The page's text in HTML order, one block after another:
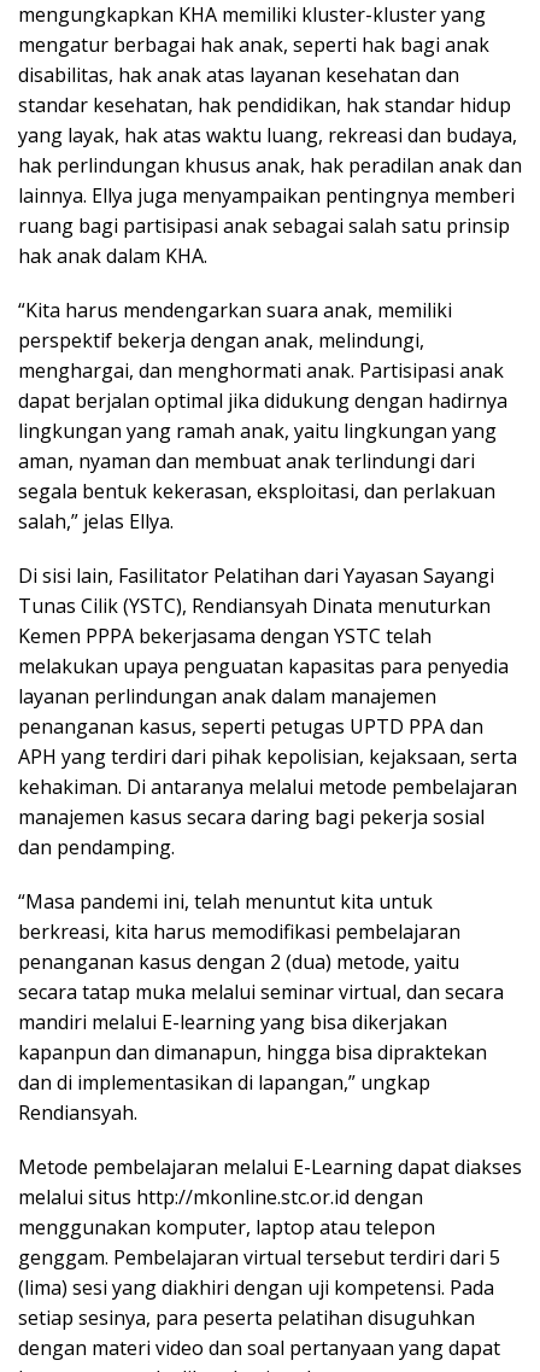
mengungkapkan KHA memiliki kluster-kluster yang
mengatur berbagai hak anak, seperti hak bagi anak
disabilitas, hak anak atas layanan kesehatan dan
standar kesehatan, hak pendidikan, hak standar hidup
yang layak, hak atas waktu luang, rekreasi dan budaya,
hak perlindungan khusus anak, hak peradilan anak dan
lainnya. Ellya juga menyampaikan pentingnya memberi
ruang bagi partisipasi anak sebagai salah satu prinsip
hak anak dalam KHA.
“Kita harus mendengarkan suara anak, memiliki
perspektif bekerja dengan anak, melindungi,
menghargai, dan menghormati anak. Partisipasi anak
dapat berjalan optimal jika didukung dengan hadirnya
lingkungan yang ramah anak, yaitu lingkungan yang
aman, nyaman dan membuat anak terlindungi dari
segala bentuk kekerasan, eksploitasi, dan perlakuan
salah,” jelas Ellya.
Di sisi lain, Fasilitator Pelatihan dari Yayasan Sayangi
Tunas Cilik (YSTC), Rendiansyah Dinata menuturkan
Kemen PPPA bekerjasama dengan YSTC telah
melakukan upaya penguatan kapasitas para penyedia
layanan perlindungan anak dalam manajemen
penanganan kasus, seperti petugas UPTD PPA dan
APH yang terdiri dari pihak kepolisian, kejaksaan, serta
kehakiman. Di antaranya melalui metode pembelajaran
manajemen kasus secara daring bagi pekerja sosial
dan pendamping.
“Masa pandemi ini, telah menuntut kita untuk
berkreasi, kita harus memodifikasi pembelajaran
penanganan kasus dengan 2 (dua) metode, yaitu
secara tatap muka melalui seminar virtual, dan secara
mandiri melalui E-learning yang bisa dikerjakan
kapanpun dan dimanapun, hingga bisa dipraktekan
dan di implementasikan di lapangan,” ungkap
Rendiansyah.
Metode pembelajaran melalui E-Learning dapat diakses
melalui situs http://mkonline.stc.or.id dengan
menggunakan komputer, laptop atau telepon
genggam. Pembelajaran virtual tersebut terdiri dari 5
(lima) sesi yang diakhiri dengan uji kompetensi. Pada
setiap sesinya, para peserta pelatihan disuguhkan
dengan materi video dan soal pertanyaan yang dapat